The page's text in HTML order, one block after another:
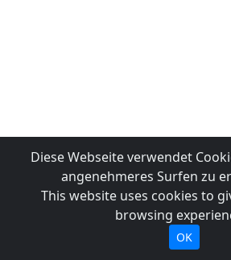
Diese Webseite verwendet
angenehmeres Surfen zu
This website uses cookies to
browsing
OK